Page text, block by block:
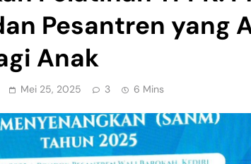
Pesantren yang
Anak
Mei 25, 2025 3 6 Mins